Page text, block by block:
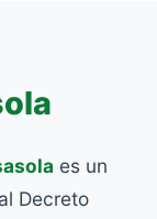
es un
Decreto